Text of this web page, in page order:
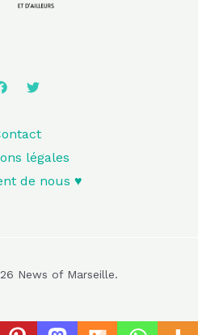
légales
de nous ♥️
News of Marseille.